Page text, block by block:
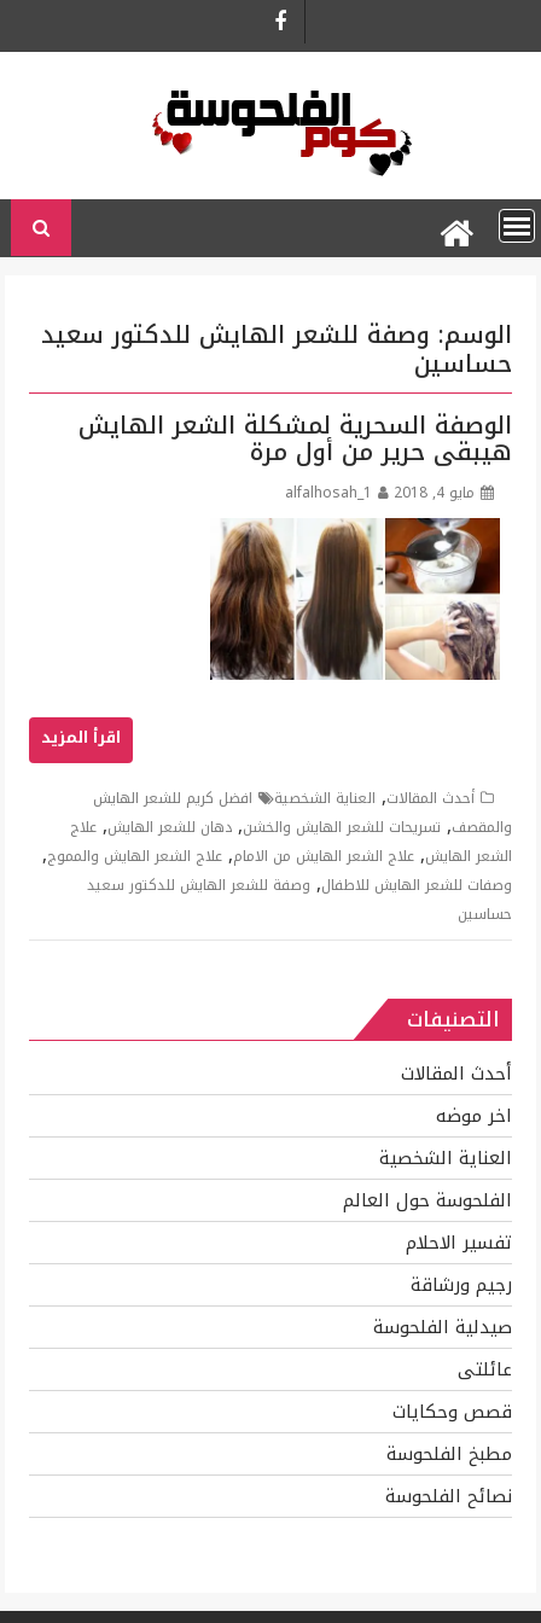
الوسم: وصفة للشعر الهايش للدكتور سعيد
حساسين
الوصفة السحرية لمشكلة الشعر الهايش
هيبقى حرير من أول مرة
مايو 4, 2018 alfalhosah_1
أحدث المقالات, العناية الشخصية
افضل كريم للشعر الهايش
والمقصف, تسريحات للشعر الهايش والخشن,دهان للشعر الهايش,علاج
الشعر الهايش,علاج الشعر الهايش من الامام,علاج الشعر الهايش والمموج,
وصفات للشعر الهايش للاطفال, وصفة للشعر الهايش للدكتور سعيد
حساسين
التصنيفات
أحدث المقالات
اخر موضه
العناية الشخصية
الفلحوسة حول العالم
تفسير الاحلام
رجيم ورشاقة
صيدلية الفلحوسة
عائلتى
قصص وحكايات
مطبخ الفلحوسة
نصائح الفلحوسة